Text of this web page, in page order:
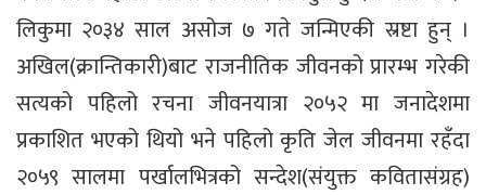
लिकुमा २०३४ साल असोज ७ गते जन्मिएकी स्रष्टा हुन् ।
अखिल(क्रान्तिकारी)बाट राजनीतिक जीवनको प्रारम्भ गरेकी
सत्यको पहिलो रचना जीवनयात्रा २०५२ मा जनादेशमा
प्रकाशित भएको थियो भने पहिलो कृति जेल जीवनमा रहँदा
२०५९ सालमा पर्खालभित्रको सन्देश(संयुक्त कवितासंग्रह)